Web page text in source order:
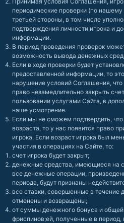
периодические проверки (по
третьей стороны, в том числе
подтверждения личности игрока и
информации.
В период проведения проверок
возможность вывода денежных
Если в ходе проверки будет
предоставленной информации, то
нарушение условий Соглашения,
право незамедлительно закрыть
пользовании услугами Сайта, в
наше усмотрение.
Если мы не сможем подтвердить,
возраста, то у нас появится право
игрока. Если возраст игрока был
участия в операциях на Сайте, то:
счет игрока будет закрыт;
денежные средства, имеющиеся на
все денежные операции,
периода, будут признаны
все ставки, совершенные в течение
отменены и возвращены;
от суммы денежного бонуса и
фриспинов;ей, полученные в период,